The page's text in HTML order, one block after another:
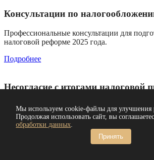
Консультации по
Профессиональные консультации для
налоговой реформе 2025 года.
Подробнее
Несогласие с итогами налоговой
Профессиональные услуги налогового
оптимизации налогов
Мы используем cookie-файлы для улучшения
Продолжая использовать сайт, вы
обработки данных.
Принять